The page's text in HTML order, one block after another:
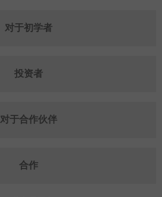
对于初学者
投资者
对于合作伙伴
合作